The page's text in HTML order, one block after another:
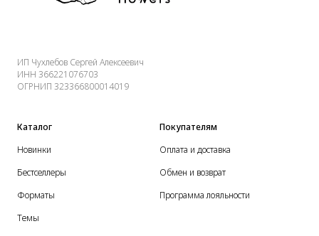
ИП Чухлебов Сергей Алексеевич
ИНН 366221076703
ОГРНИП 323366800014019
Каталог
Новинки
Бестселлеры
Форматы
Темы
Покупателям
Оплата и доставка
Обмен и возврат
Программа лояльности